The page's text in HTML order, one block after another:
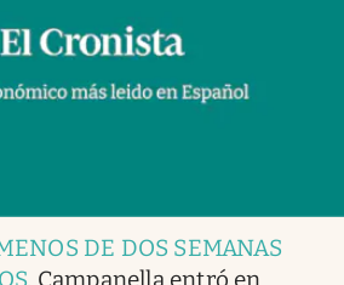
DE DOS SEMANAS